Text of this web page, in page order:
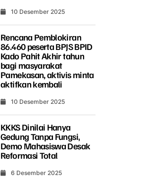
10 Desember 2025
Rencana Pemblokiran
86.460 peserta BPJS BPID
Kado Pahit Akhir tahun
bagi masyarakat
Pamekasan, aktivis minta
aktifkan kembali
10 Desember 2025
KKKS Dinilai Hanya
Gedung Tanpa Fungsi,
Demo Mahasiswa Desak
Reformasi Total
6 Desember 2025